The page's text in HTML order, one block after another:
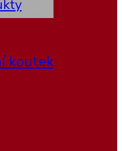
koutek